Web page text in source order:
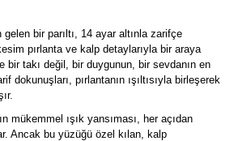
bir parıltı, 14 ayar altınla zarifçe
pırlanta ve kalp detaylarıyla bir araya
bir takı değil, bir duygunun, bir sevdanın en
dokunuşları, pırlantanın ışıltısıyla birleşerek
mükemmel ışık yansıması, her açıdan
Ancak bu yüzüğü özel kılan, kalp